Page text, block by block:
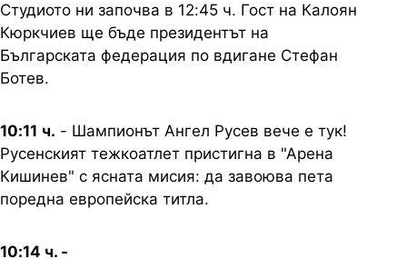
Студиото ни започва в 12:45 ч. Гост на Калоян
Кюркчиев ще бъде президентът на
Българската федерация по вдигане Стефан
Ботев.
10:11 ч. - Шампионът Ангел Русев вече е тук!
Русенският тежкоатлет пристигна в "Арена
Кишинев" с ясната мисия: да завоюва пета
поредна европейска титла.
10:14 ч. -